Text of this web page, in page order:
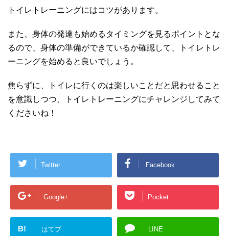
トイレトレーニングにはコツがあります。
また、身体の発達も始めるタイミングを見るポイントとな
るので、身体の準備ができているか確認して、トイレトレ
ーニングを始めると良いでしょう。
焦らずに、トイレに行くのは楽しいことだと思わせること
を意識しつつ、トイレトレーニングにチャレンジしてみて
くださいね！
Twitter Facebook
Google+ Pocket
B! はてブ LINE